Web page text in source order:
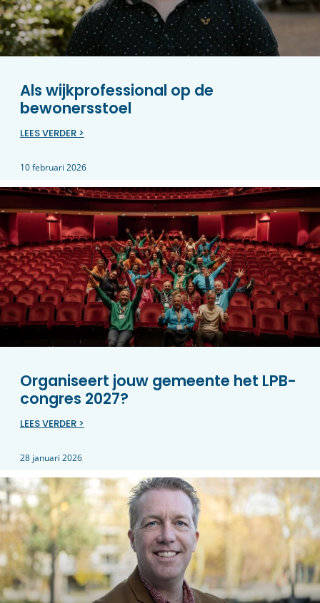
Als wijkprofessional op de
bewonersstoel
LEES VERDER >
10 februari 2026
Organiseert jouw gemeente het LPB-
congres 2027?
LEES VERDER >
28 januari 2026